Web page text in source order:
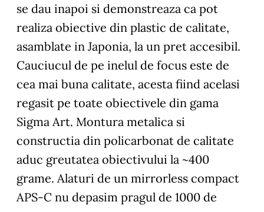
se dau inapoi si demonstreaza ca pot
realiza obiective din plastic de calitate,
asamblate in Japonia, la un pret accesibil.
Cauciucul de pe inelul de focus este de
cea mai buna calitate, acesta fiind acelasi
regasit pe toate obiectivele din gama
Sigma Art. Montura metalica si
constructia din policarbonat de calitate
aduc greutatea obiectivului la ~400
grame. Alaturi de un mirrorless compact
APS-C nu depasim pragul de 1000 de